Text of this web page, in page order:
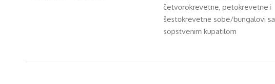
četvorokrevetne, petokrevetne i
šestokrevetne sobe/bungalovi sa
sopstvenim kupatilom